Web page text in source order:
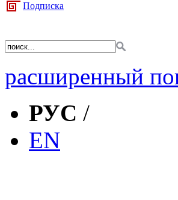
Подписка
расширенный
РУС /
EN